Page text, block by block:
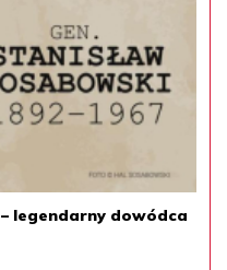
legendarny dowódca